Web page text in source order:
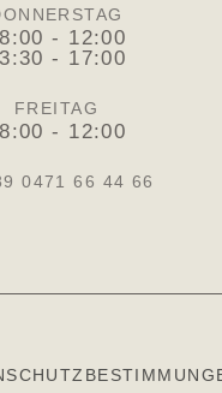
- 12:00
- 17:00
FREITAG
- 12:00
0471 66 44 66